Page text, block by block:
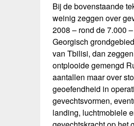
Bij de bovenstaande
weinig zeggen over
2008 – rond de 7.000
Georgisch
van Tbilisi, dan
ontplooide gemengd
aantallen maar over
geoefendheid in
gevechtsvormen,
landing, luchtmobiele